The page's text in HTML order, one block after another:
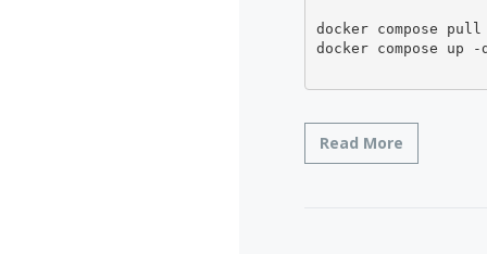
docker compose pull
docker compose up -
Read More